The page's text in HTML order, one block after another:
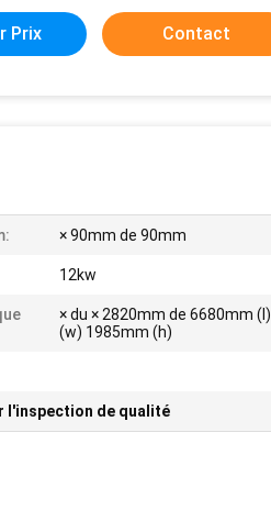
Prix Contact
× 90mm de 90mm
12kw
× du × 2820mm de 6680mm (l)
(w) 1985mm (h)
l'inspection de qualité